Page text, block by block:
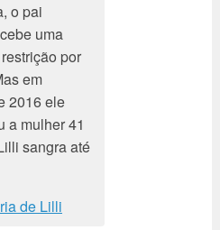
o pai
uma
por
em
2016 ele
a mulher 41
sangra até
de Lilli